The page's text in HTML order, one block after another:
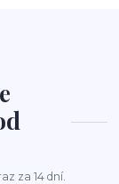
za 14 dní.